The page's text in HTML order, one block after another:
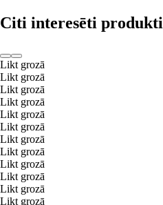
Citi interesēti produkti
Likt grozā
Likt grozā
Likt grozā
Likt grozā
Likt grozā
Likt grozā
Likt grozā
Likt grozā
Likt grozā
Likt grozā
Likt grozā
Likt grozā